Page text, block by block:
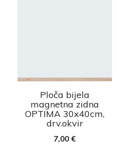
Ploča bijela
magnetna zidna
OPTIMA 30x40cm,
drv.okvir
7,00 €